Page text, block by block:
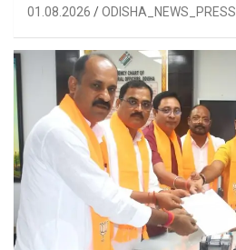
01.08.2026 ODISHA_NEWS_PRESS